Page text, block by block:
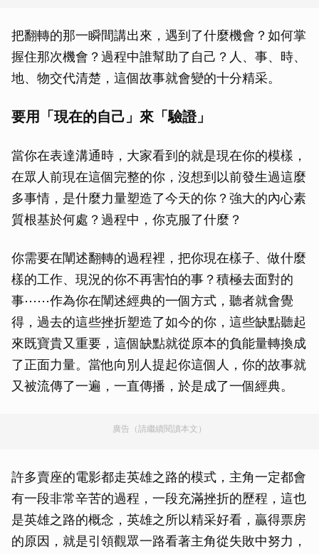
把翻轉的那一瞬間講出來，遇到了什麼機會？如何掌
握住那次機會？過程中誰幫助了自己？人、事、時、
地、物交代清楚，這個故事就會變的十分精采。
要用「現在的自己」來「驗證」
當你在表達溝通時，大家看到的就是現在你的模樣，
在眾人前現在這個完整的你，沒想到以前發生過這麼
多事情，是什麼力量塑造了今天的你？強大的內心素
質根基於何處？過程中，你克服了什麼？
你需要在闡述翻轉的過程裡，把你現在樣子、做什麼
樣的工作、現況的你不再害怕的事？積極去面對的
事⋯⋯作為你在闡述經典的一個方式，聽者就會覺
得，過去的這些挫折塑造了如今的你，這些缺點聽起
來既寶貴又重要，這個缺點就從原本的負能量轉換成
了正面力量。當他向別人提起你這個人，你的故事就
又被流傳了一遍，一直傳播，於是成了一個經典。
廣告（請繼續閱讀本文）
許多賣座的電影都走英雄之路的模式，主角一定都會
有一段非常辛苦的過程，一段充滿挫折的歷程，這也
是英雄之路的概念，英雄之所以精采好看，贏得票房
的原因，就是引領觀眾一路看著主角從失敗中努力，